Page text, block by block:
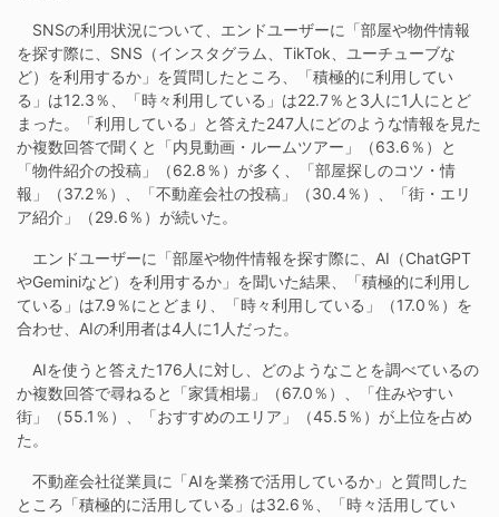
SNSの利用状況について、エンドユーザーに「部屋や物件情報
を探す際に、SNS（インスタグラム、TikTok、ユーチューブな
ど）を利用するか」を質問したところ、「積極的に利用してい
る」は12.3％、「時々利用している」は22.7％と3人に1人にとど
まった。「利用している」と答えた247人にどのような情報を見た
か複数回答で聞くと「内見動画・ルームツアー」（63.6％）と
「物件紹介の投稿」（62.8％）が多く、「部屋探しのコツ・情
報」（37.2％）、「不動産会社の投稿」（30.4％）、「街・エリ
ア紹介」（29.6％）が続いた。
エンドユーザーに「部屋や物件情報を探す際に、AI（ChatGPT
やGeminiなど）を利用するか」を聞いた結果、「積極的に利用し
ている」は7.9％にとどまり、「時々利用している」（17.0％）を
合わせ、AIの利用者は4人に1人だった。
AIを使うと答えた176人に対し、どのようなことを調べているの
か複数回答で尋ねると「家賃相場」（67.0％）、「住みやすい
街」（55.1％）、「おすすめのエリア」（45.5％）が上位を占め
た。
不動産会社従業員に「AIを業務で活用しているか」と質問した
ところ「積極的に活用している」は32.6％、「時々活用してい